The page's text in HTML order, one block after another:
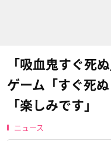
「吸血鬼すぐ死
ゲーム「すぐ死
「楽しみです」
ニュース